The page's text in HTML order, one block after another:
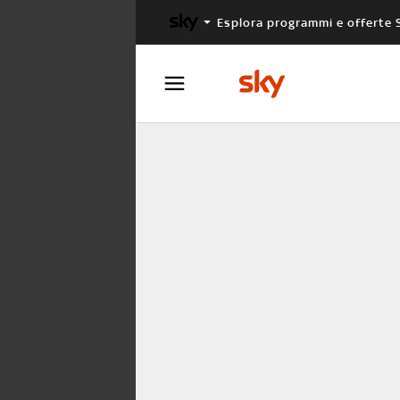
Esplora programmi e offerte